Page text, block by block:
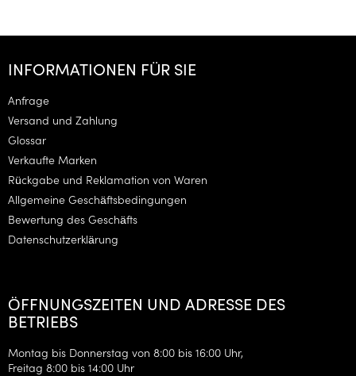
F
INFORMATIONEN FÜR SIE
Anfrage
Versand und Zahlung
Glossar
Verkaufte Marken
Rückgabe und Reklamation von Waren
Allgemeine Geschäftsbedingungen
Bewertung des Geschäfts
Datenschutzerklärung
ÖFFNUNGSZEITEN UND ADRESSE DES
BETRIEBS
Montag bis Donnerstag von 8:00 bis 16:00 Uhr,
Freitag 8:00 bis 14:00 Uhr